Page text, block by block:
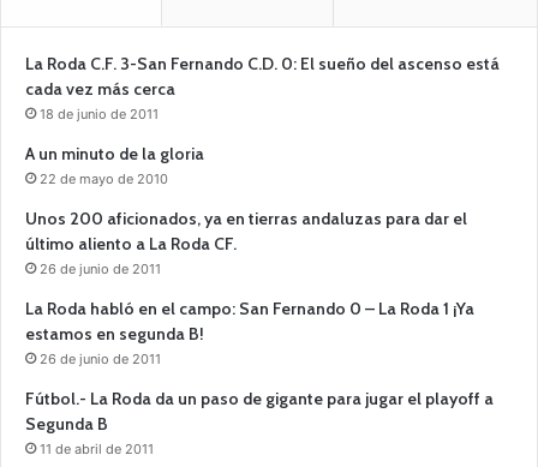
La Roda C.F. 3-San Fernando C.D. 0: El sueño del ascenso está
cada vez más cerca
18 de junio de 2011
A un minuto de la gloria
22 de mayo de 2010
Unos 200 aficionados, ya en tierras andaluzas para dar el
último aliento a La Roda CF.
26 de junio de 2011
La Roda habló en el campo: San Fernando 0 – La Roda 1 ¡Ya
estamos en segunda B!
26 de junio de 2011
Fútbol.- La Roda da un paso de gigante para jugar el playoff a
Segunda B
11 de abril de 2011